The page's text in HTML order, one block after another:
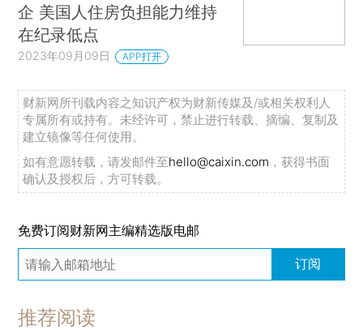
企 美国人住房负担能力维持
在纪录低点
2023年09月09日 APP打开
财新网所刊载内容之知识产权为财新传媒及/或相关权利人
专属所有或持有。未经许可，禁止进行转载、摘编、复制及
建立镜像等任何使用。
如有意愿转载，请发邮件至hello@caixin.com ，获得书面
确认及授权后，方可转载。
免费订阅财新网主编精选版电邮
订阅
推荐阅读